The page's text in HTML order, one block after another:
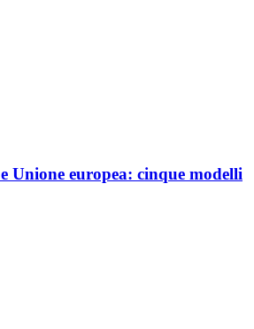
Unione europea: cinque modelli